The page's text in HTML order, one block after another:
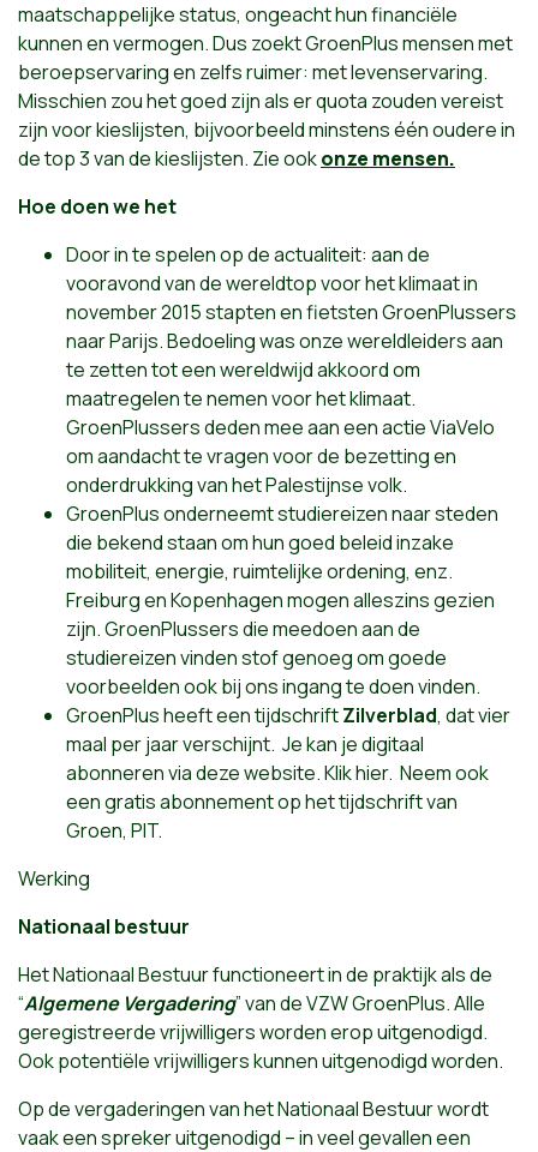
maatschappelijke status, ongeacht hun financiële
kunnen en vermogen. Dus zoekt GroenPlus mensen met
beroepservaring en zelfs ruimer: met levenservaring.
Misschien zou het goed zijn als er quota zouden vereist
zijn voor kieslijsten, bijvoorbeeld minstens één oudere in
de top 3 van de kieslijsten. Zie ookonze mensen.
Hoe doen we het
Door in te spelen op de actualiteit: aan de
vooravond van de wereldtop voor het klimaat in
november 2015 stapten en fietsten GroenPlussers
naar Parijs. Bedoeling was onze wereldleiders aan
te zetten tot een wereldwijd akkoord om
maatregelen te nemen voor het klimaat.
GroenPlussers deden mee aan een actie ViaVelo
om aandacht te vragen voor de bezetting en
onderdrukking van het Palestijnse volk.
GroenPlus onderneemt studiereizen naar steden
die bekend staan om hun goed beleid inzake
mobiliteit, energie, ruimtelijke ordening, enz.
Freiburg en Kopenhagen mogen alleszins gezien
zijn. GroenPlussers die meedoen aan de
studiereizen vinden stof genoeg om goede
voorbeelden ook bij ons ingang te doen vinden.
GroenPlus heeft een tijdschriftZilverblad, dat vier
maal per jaar verschijnt. Je kan je digitaal
abonneren via deze website.Klik hier. Neem ook
een gratis abonnement op het tijdschrift van
Groen, PIT.
Werking
Nationaal bestuur
Het Nationaal Bestuur functioneert in de praktijk als de
“Algemene Vergadering” van de VZW GroenPlus. Alle
geregistreerde vrijwilligers worden erop uitgenodigd.
Ook potentiële vrijwilligers kunnen uitgenodigd worden.
Op de vergaderingen van het Nationaal Bestuur wordt
vaak een spreker uitgenodigd – in veel gevallen een